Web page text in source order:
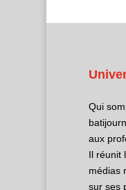
Qui
aux
Il réunit
médias
sur ses